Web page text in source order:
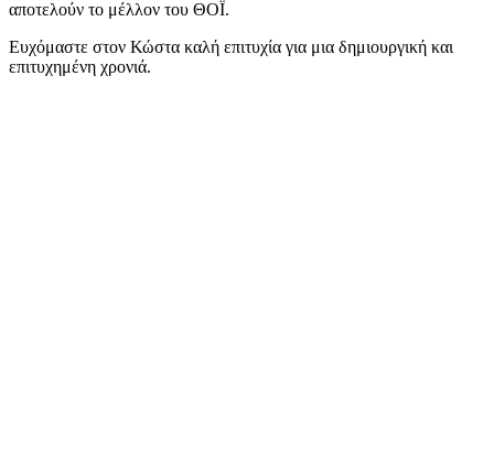
αποτελούν το μέλλον του ΘΟΪ.
Ευχόμαστε στον Κώστα καλή επιτυχία για μια δημιουργική και
επιτυχημένη χρονιά.